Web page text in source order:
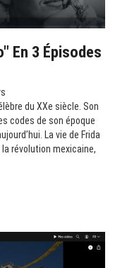
En 3 Épisodes
du XXe siècle. Son
codes de son époque
La vie de Frida
révolution mexicaine,